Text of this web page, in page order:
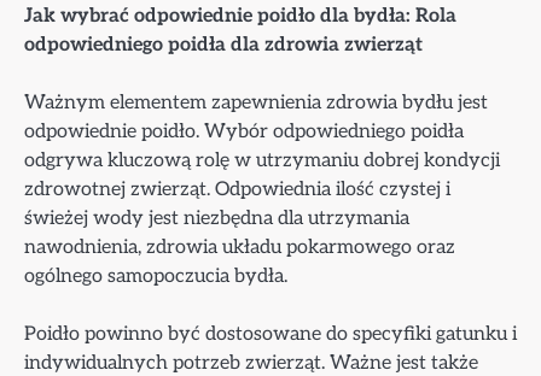
Jak wybrać odpowiednie poidło dla bydła: Rola
odpowiedniego poidła dla zdrowia zwierząt
Ważnym elementem zapewnienia zdrowia bydłu jest
odpowiednie poidło. Wybór odpowiedniego poidła
odgrywa kluczową rolę w utrzymaniu dobrej kondycji
zdrowotnej zwierząt. Odpowiednia ilość czystej i
świeżej wody jest niezbędna dla utrzymania
nawodnienia, zdrowia układu pokarmowego oraz
ogólnego samopoczucia bydła.
Poidło powinno być dostosowane do specyfiki gatunku i
indywidualnych potrzeb zwierząt. Ważne jest także